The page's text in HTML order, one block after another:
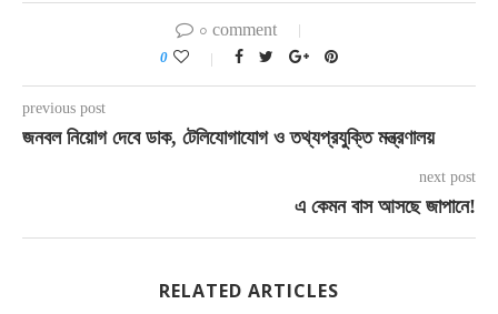
০ comment
0
previous post
জনবল নিয়োগ দেবে ডাক, টেলিযোগাযোগ ও তথ্যপ্রযুক্তি মন্ত্রণালয়
next post
এ কেমন বাস আসছে জাপানে!
RELATED ARTICLES